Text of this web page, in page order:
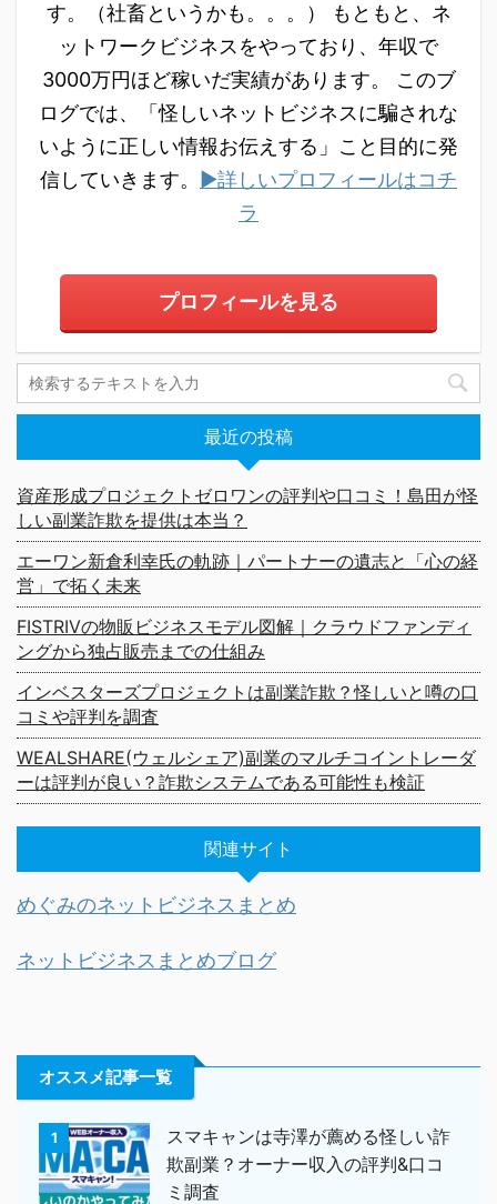
す。（社畜というかも。。。） もともと、ネ
ットワークビジネスをやっており、年収で
3000万円ほど稼いだ実績があります。 このブ
ログでは、「怪しいネットビジネスに騙されな
いように正しい情報お伝えする」こと目的に発
信していきます。
▶詳しいプロフィールはコチ
ラ
プロフィールを見る
最近の投稿
資産形成プロジェクトゼロワンの評判や口コミ！島田が怪
しい副業詐欺を提供は本当？
エーワン新倉利幸氏の軌跡｜パートナーの遺志と「心の経
営」で拓く未来
FISTRIVの物販ビジネスモデル図解｜クラウドファンディ
ングから独占販売までの仕組み
インベスターズプロジェクトは副業詐欺？怪しいと噂の口
コミや評判を調査
WEALSHARE(ウェルシェア)副業のマルチコイントレーダ
ーは評判が良い？詐欺システムである可能性も検証
関連サイト
めぐみのネットビジネスまとめ
ネットビジネスまとめブログ
オススメ記事一覧
1
スマキャンは寺澤が薦める怪しい詐
欺副業？オーナー収入の評判&口コ
ミ調査